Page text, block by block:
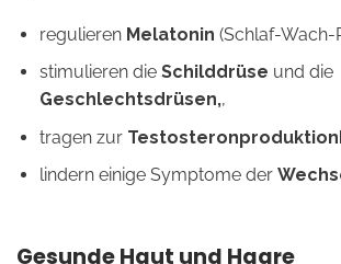
regulieren Melatonin (Schlaf-Wach-
stimulieren die Schilddrüse und die
Geschlechtsdrüsen,,
tragen zur
lindern einige Symptome der
Gesunde Haut und Haare